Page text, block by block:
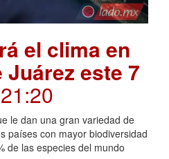
el clima en
este 7
le dan una gran variedad de
países con mayor biodiversidad
de las especies del mundo